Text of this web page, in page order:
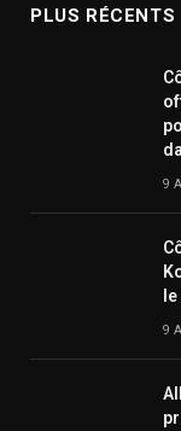
PLUS RÉCENTS
9
9